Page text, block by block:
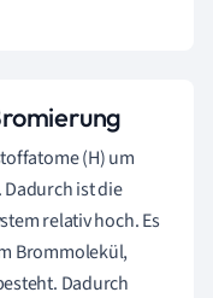
(H) um
ist die
relativ hoch. Es
Brommolekül,
Dadurch